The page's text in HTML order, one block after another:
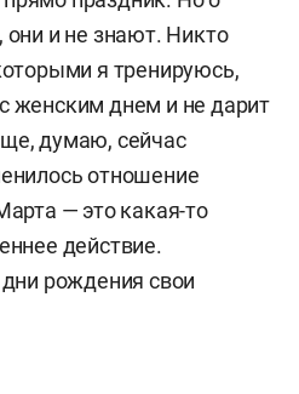
и не знают. Никто
я тренируюсь,
женским днем и не дарит
думаю, сейчас
отношение
— это какая-то
действие.
рождения свои